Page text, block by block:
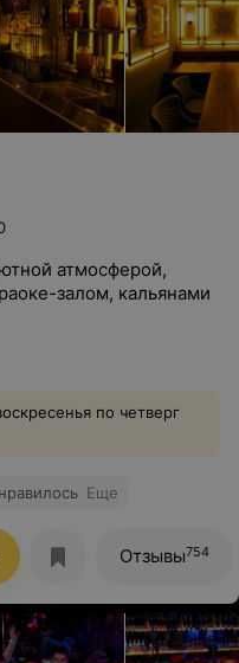
атмосферой,
залом, кальянами
по четверг
Еще
Отзывы754